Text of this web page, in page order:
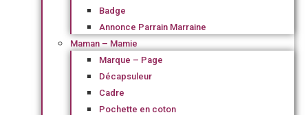
Badge
Annonce Parrain Marraine
Maman – Mamie
Marque – Page
Décapsuleur
Cadre
Pochette en coton